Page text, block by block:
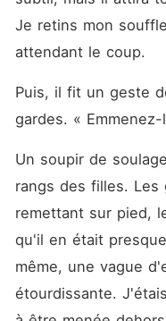
Je retins mon
attendant le coup.
Puis, il fit un geste
gardes. «
Un soupir de
rangs des filles. Les
remettant sur pied,
qu'il en était
même, une vague
étourdissante.